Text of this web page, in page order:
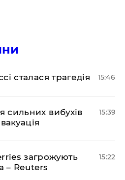
сталася трагедія 15:46
сильних вибухів
15:39
загрожують
– Reuters
15:22